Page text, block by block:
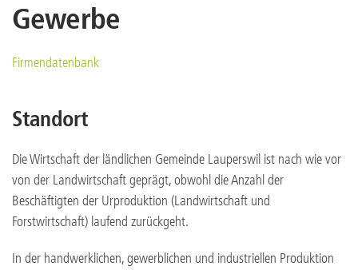
Gewerbe
Firmendatenbank
Standort
Die Wirtschaft der ländlichen Gemeinde Lauperswil ist nach wie vor
von der Landwirtschaft geprägt, obwohl die Anzahl der
Beschäftigten der Urproduktion (Landwirtschaft und
Forstwirtschaft) laufend zurückgeht.
In der handwerklichen, gewerblichen und industriellen Produktion